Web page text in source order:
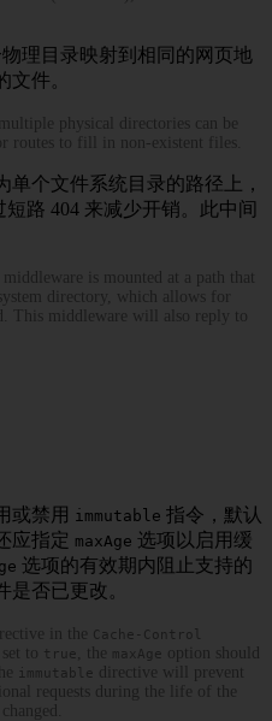
理目录映射到相同的网页地
件。
physical directories can be
routes to fill in non-existent files.
个文件系统目录的路径上，
短路 404 来减少开销。此中间
is mounted at a path that
directory, which allows for
This middleware will also reply to
或禁用 immutable 指令，默认
应指定 maxAge 选项以启用缓
选项的有效期内阻止支持的
否已更改。
in the Cache-Control
set to true , the maxAge option should
immutable directive will prevent
requests during the life of the